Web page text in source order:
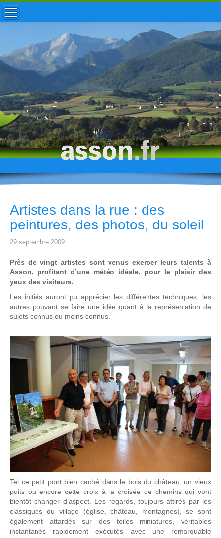
ACCUEIL / INFOS
MUNICIPALITÉ
VIE LOCALE
ENFANCE
TOURISME
HISTOIRE
Artistes dans la rue : des
peintures, des photos, du soleil
29 septembre 2009
Près de vingt artistes sont venus exercer leurs talents à
Asson, profitant d’une météo idéale, pour le plaisir des
yeux des visiteurs.
Les initiés auront pu apprécier les différentes techniques, les
autres pouvant se faire une idée quant à la représentation de
sujets connus ou moins connus.
Tel ce petit pont bien caché dans le bois du château, un vieux
puits ou encore cette croix à la croisée de chemins qui vont
bientôt changer d’aspect. Les regards, toujours attirés par les
classiques du village (église, château, montagnes), se sont
également attardés sur des toiles miniatures, véritables
instantanés rapidement exécutés avec une remarquable